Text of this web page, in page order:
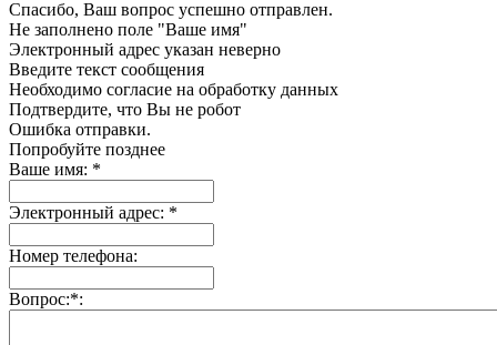
Спасибо, Ваш вопрос успешно отправлен.
Не заполнено поле "Ваше имя"
Электронный адрес указан неверно
Введите текст сообщения
Необходимо согласие на обработку данных
Подтвердите, что Вы не робот
Ошибка отправки.
Попробуйте позднее
Ваше имя: *
Электронный адрес: *
Номер телефона:
Вопрос:*: